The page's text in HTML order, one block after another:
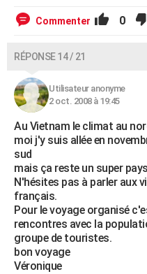
Commenter 0
RÉPONSE 14 / 21
Utilisateur anonyme
2 oct. 2008 à 19:45
Au Vietnam le climat au
moi j'y suis allée en
sud
mais ça reste un super
N'hésites pas à parler aux
français.
Pour le voyage organisé
rencontres avec la
groupe de touristes.
bon voyage
Véronique